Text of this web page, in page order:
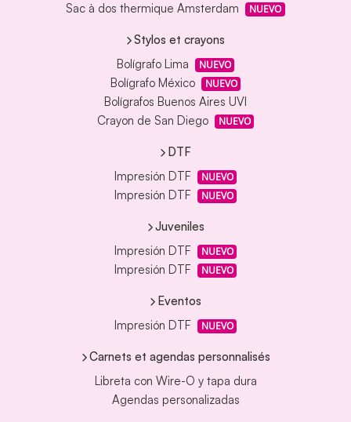
Sac à dos thermique Amsterdam NUEVO
Stylos et crayons
Bolígrafo Lima
NUEVO
Bolígrafo México NUEVO
Bolígrafos Buenos Aires UVI
Crayon de San Diego
NUEVO
DTF
Impresión DTF
NUEVO
Impresión DTF NUEVO
Juveniles
Impresión DTF
NUEVO
Impresión DTF NUEVO
Eventos
Impresión DTF
NUEVO
Carnets et agendas personnalisés
Libreta con Wire-O y tapa dura
Agendas personalizadas